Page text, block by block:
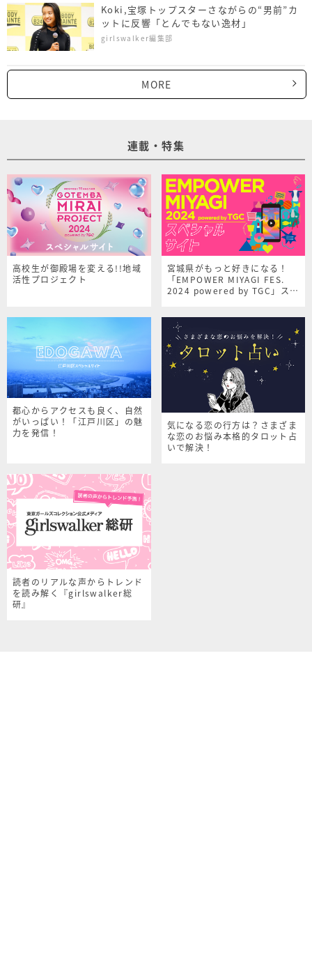
Koki,宝塚トップスターさながらの“男前”カ
ットに反響「とんでもない逸材」
girlswalker編集部
MORE
連載・特集
高校生が御殿場を変える!!地域
活性プロジェクト
宮城県がもっと好きになる！
「EMPOWER MIYAGI FES.
2024 powered by TGC」スペ
都心からアクセスも良く、自然
がいっぱい！「江戸川区」の魅
力を発信！
気になる恋の行方は？さまざま
な恋のお悩み本格的タロット占
いで解決！
読者のリアルな声からトレンド
を読み解く『girlswalker総
研』